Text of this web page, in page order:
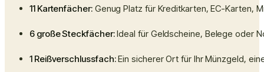
11 Kartenfächer:Genug Platz für Kreditkarten, EC-Karten,
6 große Steckfächer:Ideal für Geldscheine, Belege oder
1 Reißverschlussfach:Ein sicherer Ort für Ihr Münzgeld,